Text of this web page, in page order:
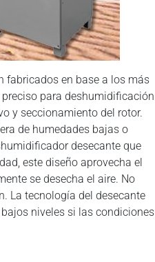
fabricados en base a los más
para deshumidificación
y seccionamiento del rotor.
de humedades bajas o
desecante que
este diseño aprovecha el
se desecha el aire. No
La tecnología del desecante
niveles si las condiciones